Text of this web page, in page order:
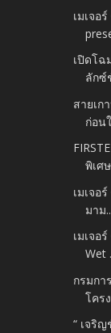
เมเจอ
เปิดโฉ
ลักซ์
สายเก
ก่อน
พิเศ
เมเจอ
มาม
เมเจอ
Wet
กรมกา
โคร
“ เจริ